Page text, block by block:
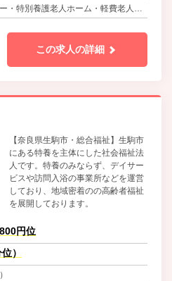
鉄けいはんな線 白庭台駅よりバス
・特別養護老人ホーム・軽費老人ホ
この求人の詳細
【奈良県生駒市・総合福祉】生駒市
にある特養を主体にした社会福祉法
人です。特養のみならず、デイサー
ビスや訪問入浴の事業所などを運営
しており、地域密着のの高齢者福祉
を展開しております。
円位
）